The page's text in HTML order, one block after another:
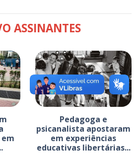
ASSINANTES
Pedagoga e
psicanalista apostaram
em experiências
educativas libertárias...